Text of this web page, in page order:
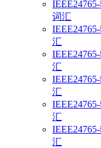
词汇
汇
汇
汇
汇
汇